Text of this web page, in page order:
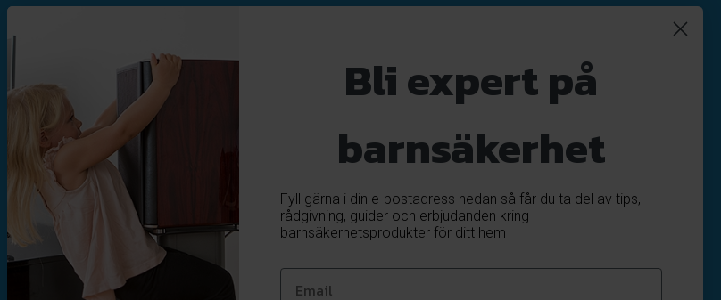
Hamngatan 19
172 66 Sundbyberg
Instagram
Youtube
Registrera Avregistrera
OK
Bli expert på
barnsäkerhet
Fyll gärna i din e-postadress nedan så får du ta del av tips,
rådgivning, guider och erbjudanden kring
barnsäkerhetsprodukter för ditt hem